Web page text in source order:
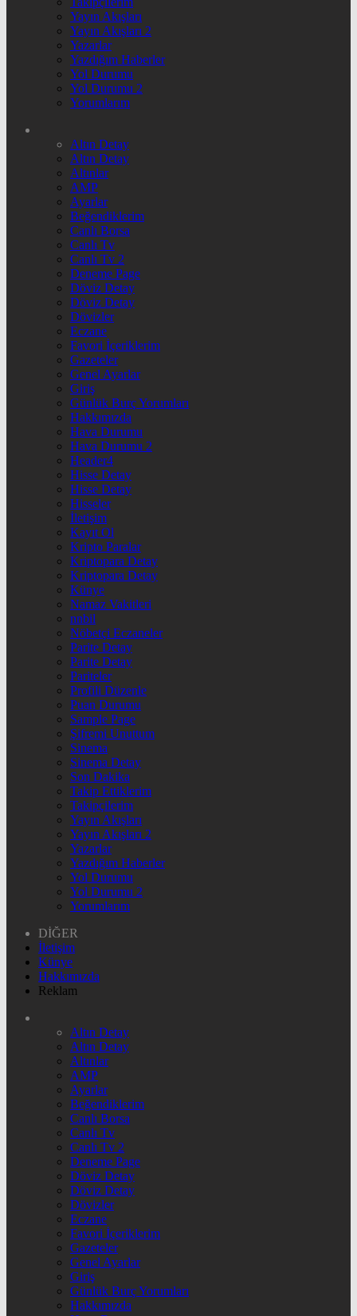
Yayın Akışları
Yayın Akışları 2
Yazarlar
Yazdığım Haberler
Yol Durumu
Yol Durumu 2
Yorumlarım
Altın Detay
Altın Detay
Altınlar
AMP
Ayarlar
Beğendiklerim
Canlı Borsa
Canlı Tv
Canlı Tv 2
Deneme Page
Döviz Detay
Döviz Detay
Dövizler
Eczane
Favori İçeriklerim
Gazeteler
Genel Ayarlar
Giriş
Günlük Burç Yorumları
Hakkımızda
Hava Durumu
Hava Durumu 2
Header4
Hisse Detay
Hisse Detay
Hisseler
İletişim
Kayıt Ol
Kripto Paralar
Kriptopara Detay
Kriptopara Detay
Künye
Namaz Vakitleri
nnbil
Nöbetçi Eczaneler
Parite Detay
Parite Detay
Pariteler
Profili Düzenle
Puan Durumu
Sample Page
Şifremi Unuttum
Sinema
Sinema Detay
Son Dakika
Takip Ettiklerim
Takipçilerim
Yayın Akışları
Yayın Akışları 2
Yazarlar
Yazdığım Haberler
Yol Durumu
Yol Durumu 2
Yorumlarım
DİĞER
İletişim
Künye
Hakkımızda
Reklam
Altın Detay
Altın Detay
Altınlar
AMP
Ayarlar
Beğendiklerim
Canlı Borsa
Canlı Tv
Canlı Tv 2
Deneme Page
Döviz Detay
Döviz Detay
Dövizler
Eczane
Favori İçeriklerim
Gazeteler
Genel Ayarlar
Giriş
Günlük Burç Yorumları
Hakkımızda